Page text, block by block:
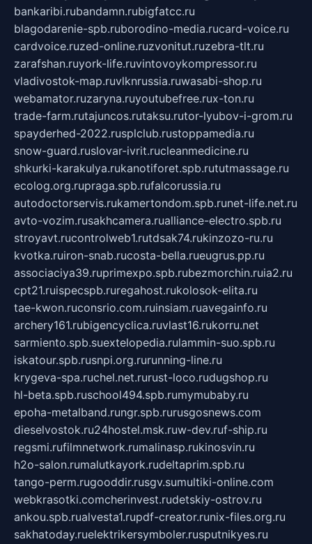
bankaribi.rubandamn.rubigfatcc.ru
blagodarenie-spb.ruborodino-media.rucard-voice.ru
cardvoice.ruzed-online.ruzvonitut.ruzebra-tlt.ru
zarafshan.ruyork-life.ruvintovoykompressor.ru
vladivostok-map.ruvlknrussia.ruwasabi-shop.ru
webamator.ruzaryna.ruyoutubefree.rux-ton.ru
trade-farm.rutajuncos.rutaksu.rutor-lyubov-i-grom.ru
spayderhed-2022.rusplclub.rustoppamedia.ru
snow-guard.ruslovar-ivrit.rucleanmedicine.ru
shkurki-karakulya.rukanotiforet.spb.rututmassage.ru
ecolog.org.rupraga.spb.rufalcorussia.ru
autodoctorservis.rukamertondom.spb.runet-life.net.ru
avto-vozim.rusakhcamera.rualliance-electro.spb.ru
stroyavt.rucontrolweb1.rutdsak74.rukinzozo-ru.ru
kvotka.ruiron-snab.rucosta-bella.rueugrus.pp.ru
associaciya39.ruprimexpo.spb.rubezmorchin.ruia2.ru
cpt21.ruispecspb.ruregahost.rukolosok-elita.ru
tae-kwon.ruconsrio.com.ruinsiam.ruavegainfo.ru
archery161.rubigencyclica.ruvlast16.rukorru.net
sarmiento.spb.suextelopedia.rulammin-suo.spb.ru
iskatour.spb.rusnpi.org.rurunning-line.ru
krygeva-spa.ruchel.net.rurust-loco.rudugshop.ru
hl-beta.spb.ruschool494.spb.rumymubaby.ru
epoha-metalband.rungr.spb.rurusgosnews.com
dieselvostok.ru24hostel.msk.ruw-dev.ruf-ship.ru
regsmi.rufilmnetwork.rumalinasp.rukinosvin.ru
h2o-salon.rumalutkayork.rudeltaprim.spb.ru
tango-perm.rugooddir.rusgv.sumultiki-online.com
webkrasotki.comcherinvest.rudetskiy-ostrov.ru
ankou.spb.rualvesta1.rupdf-creator.runix-files.org.ru
sakhatoday.ruelektrikersymboler.rusputnikyes.ru